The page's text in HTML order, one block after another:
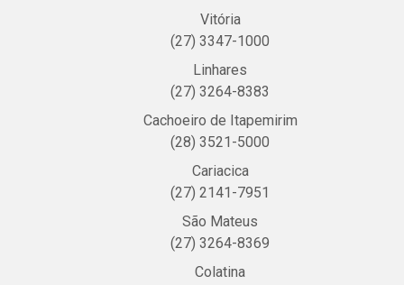
Vitória
(27) 3347-1000
Linhares
(27) 3264-8383
Cachoeiro de Itapemirim
(28) 3521-5000
Cariacica
(27) 2141-7951
São Mateus
(27) 3264-8369
Colatina